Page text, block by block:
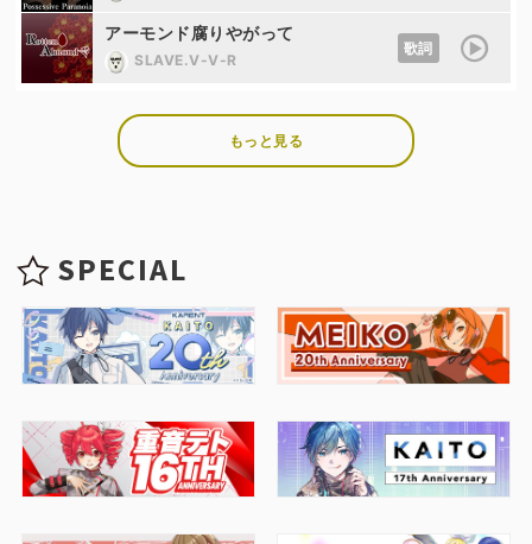
アーモンド腐りやがって
SLAVE.V-V-R
歌詞
もっと見る
SPECIAL